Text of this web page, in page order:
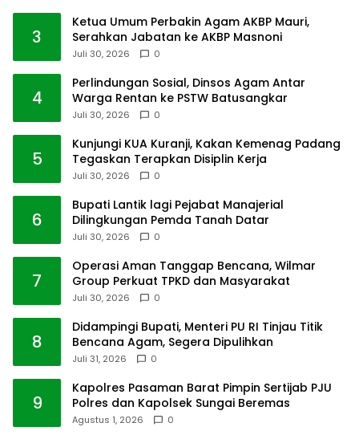
3
Ketua Umum Perbakin Agam AKBP Mauri,
Serahkan Jabatan ke AKBP Masnoni
Juli 30, 2026 0
4
Perlindungan Sosial, Dinsos Agam Antar
Warga Rentan ke PSTW Batusangkar
Juli 30, 2026 0
5
Kunjungi KUA Kuranji, Kakan Kemenag Padang
Tegaskan Terapkan Disiplin Kerja
Juli 30, 2026 0
6
Bupati Lantik lagi Pejabat Manajerial
Dilingkungan Pemda Tanah Datar
Juli 30, 2026 0
7
Operasi Aman Tanggap Bencana, Wilmar
Group Perkuat TPKD dan Masyarakat
Juli 30, 2026 0
8
Didampingi Bupati, Menteri PU RI Tinjau Titik
Bencana Agam, Segera Dipulihkan
Juli 31, 2026 0
9
Kapolres Pasaman Barat Pimpin Sertijab PJU
Polres dan Kapolsek Sungai Beremas
Agustus 1, 2026 0